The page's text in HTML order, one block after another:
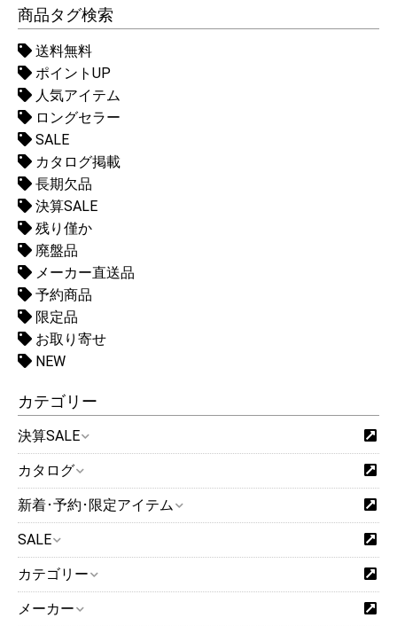
商品タグ検索
送料無料
ポイントUP
人気アイテム
ロングセラー
SALE
カタログ掲載
長期欠品
決算SALE
残り僅か
廃盤品
メーカー直送品
予約商品
限定品
お取り寄せ
NEW
カテゴリー
決算SALE
カタログ
新着･予約･限定アイテム
SALE
カテゴリー
メーカー